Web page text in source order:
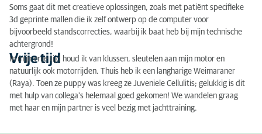
Soms gaat dit met creatieve oplossingen, zoals met patiënt specifieke
3d geprinte mallen die ik zelf ontwerp op de computer voor
bijvoorbeeld standscorrecties, waarbij ik baat heb bij mijn technische
achtergrond!
Vrije tijd
In mijn vrije tijd houd ik van klussen, sleutelen aan mijn motor en
natuurlijk ook motorrijden. Thuis heb ik een langharige Weimaraner
(Raya). Toen ze puppy was kreeg ze Juveniele Cellulitis; gelukkig is dit
met hulp van collega's helemaal goed gekomen! We wandelen graag
met haar en mijn partner is veel bezig met jachttraining.